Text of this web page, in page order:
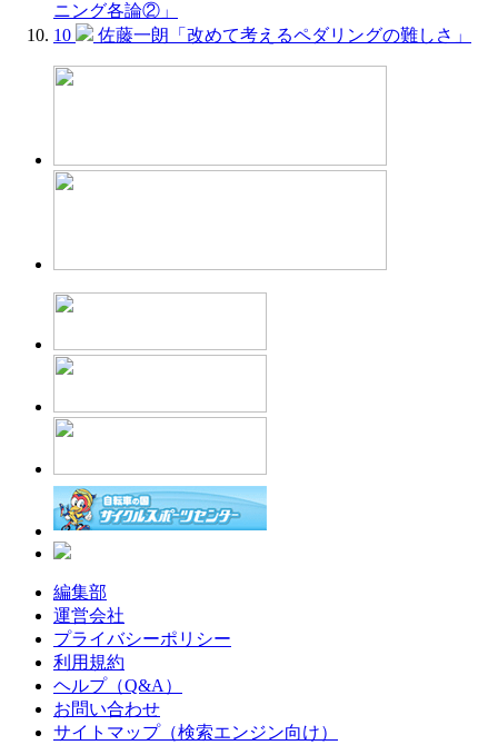
ニング各論②」
10
佐藤一朗「改めて考えるペダリングの難しさ」
編集部
運営会社
プライバシーポリシー
利用規約
ヘルプ（Q&A）
お問い合わせ
サイトマップ（検索エンジン向け）